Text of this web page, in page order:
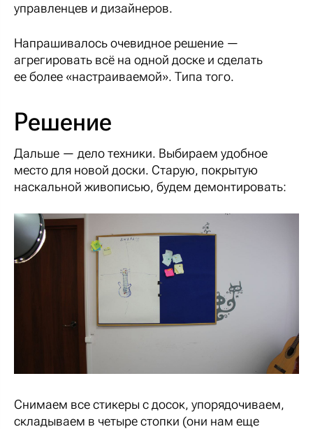
управленцев и дизайнеров.
Напрашивалось очевидное решение —
агрегировать всё на одной доске и сделать
ее более «настраиваемой». Типа того.
Решение
Дальше — дело техники. Выбираем удобное
место для новой доски. Старую, покрытую
наскальной живописью, будем демонтировать:
Снимаем все стикеры с досок, упорядочиваем,
складываем в четыре стопки (они нам еще